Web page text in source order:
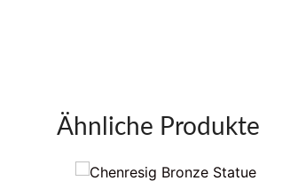
Ähnliche Produkte